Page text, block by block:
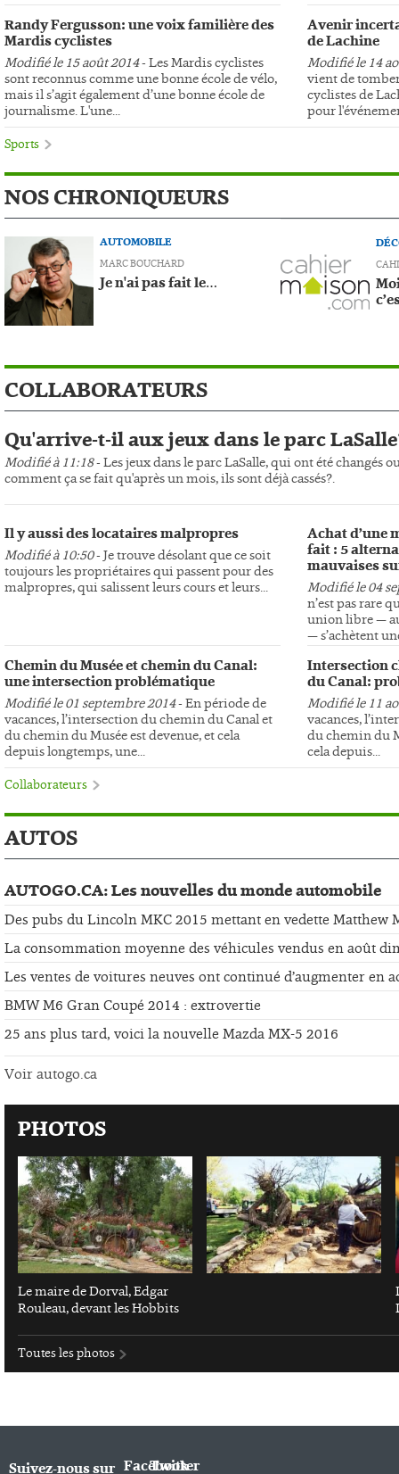
Randy Fergusson: une voix familière des
Mardis cyclistes
Modifié le 15 août 2014- Les Mardis cyclistes
sont reconnus comme une bonne école de vélo,
mais il s’agit également d’une bonne école de
journalisme. L'une...
Avenir
de Lachine
Modifié le 14
vient de
cyclistes de
pour
Sports
NOS CHRONIQUEURS
AUTOMOBILE
MARC BOUCHARD
Je n'ai pas fait le…
COLLABORATEURS
Qu'arrive-t-il aux jeux dans le parc
Modifié à 11:18- Les jeux dans le parc LaSalle, qui ont été changés
comment ça se fait qu'après un mois, ils sont déjà cassés?.
Il y aussi des locataires malpropres
Modifié à 10:50- Je trouve désolant que ce soit
toujours les propriétaires qui passent pour des
malpropres, qui salissent leurs cours et leurs...
Chemin du Musée et chemin du Canal:
une intersection problématique
Modifié le 01 septembre 2014- En période de
vacances, l’intersection du chemin du Canal et
du chemin du Musée est devenue, et cela
depuis longtemps, une...
Achat d’une
fait : 5
mauvaises
Modifié le 04
n’est pas rare
union libre —
— s’achètent
Intersection
du Canal:
Modifié le 11
vacances,
du chemin du
cela depuis...
Collaborateurs
AUTOS
AUTOGO.CA: Les nouvelles du monde automobile
Des pubs du Lincoln MKC 2015 mettant en vedette Matthew
La consommation moyenne des véhicules vendus en août
Les ventes de voitures neuves ont continué d’augmenter en
BMW M6 Gran Coupé 2014 : extrovertie
25 ans plus tard, voici la nouvelle Mazda MX-5 2016
Voir autogo.ca
PHOTOS
Le maire de Dorval, Edgar
Rouleau, devant les Hobbits
Toutes les photos
Suivez-nous sur Facebook
Twitter